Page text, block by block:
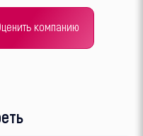
компанию